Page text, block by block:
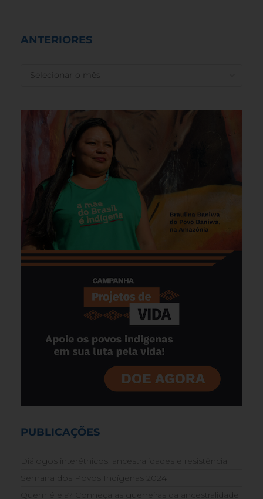
ANTERIORES
PUBLICAÇÕES
Diálogos interétnicos: ancestralidades e resistência
Semana dos Povos Indígenas 2024
Quem é ela? Conheça as guerreiras da ancestralidade